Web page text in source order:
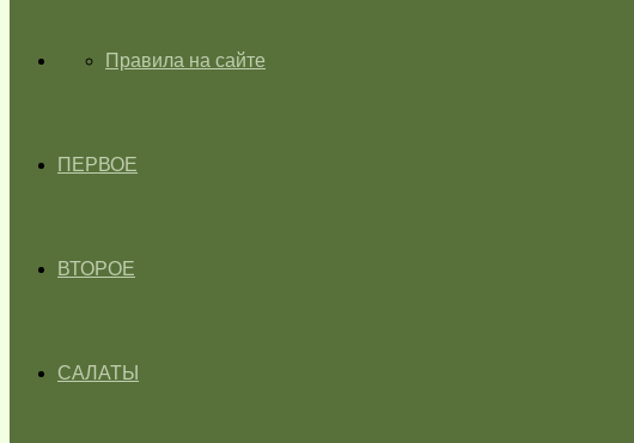
ГЛАВНАЯПравила на сайте
ПЕРВОЕ
ВТОРОЕ
САЛАТЫ